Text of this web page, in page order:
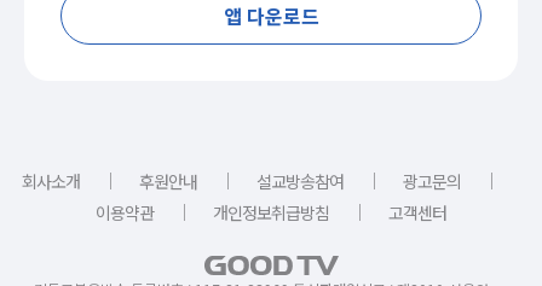
앱 다운로드
회사소개 ｜ 후원안내 ｜ 설교방송참여 ｜ 광고문의
｜
이용약관
｜ 개인정보취급방침 ｜ 고객센터